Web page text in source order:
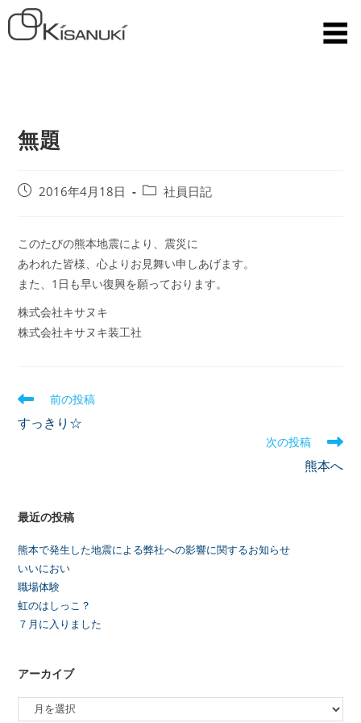
無題
2016年4月18日 社員日記
このたびの熊本地震により、震災に
あわれた皆様、心よりお見舞い申しあげます。
また、1日も早い復興を願っております。
株式会社キサヌキ
株式会社キサヌキ装工社
前の投稿
すっきり☆
次の投稿
熊本へ
最近の投稿
熊本で発生した地震による弊社への影響に関するお知らせ
いいにおい
職場体験
虹のはしっこ？
７月に入りました
アーカイブ